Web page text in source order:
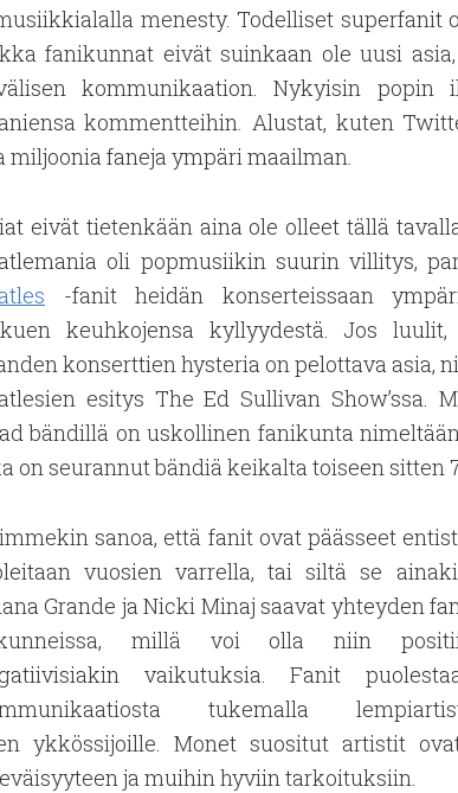
menesty. Todelliset superfanit
fanikunnat eivät suinkaan ole uusi
kommunikaation. Nykyisin popin
kommentteihin. Alustat, kuten
faneja ympäri maailman.
eivät tietenkään aina ole olleet tällä
oli popmusiikin suurin villitys,
-fanit heidän konserteissaan
keuhkojensa kyllyydestä. Jos
konserttien hysteria on pelottava asia,
esitys The Ed Sullivan Show’ssa.
bändillä on uskollinen fanikunta
on seurannut bändiä keikalta toiseen sitten
sanoa, että fanit ovat päässeet
vuosien varrella, tai siltä se
Grande ja Nicki Minaj saavat yhteyden
millä voi olla niin
vaikutuksia. Fanit
tukemalla
ykkössijoille. Monet suositut artistit
ja muihin hyviin tarkoituksiin.